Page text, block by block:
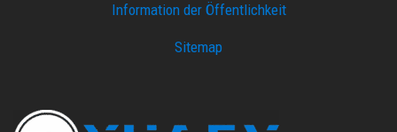
Information der Öffentlichkeit
Sitemap